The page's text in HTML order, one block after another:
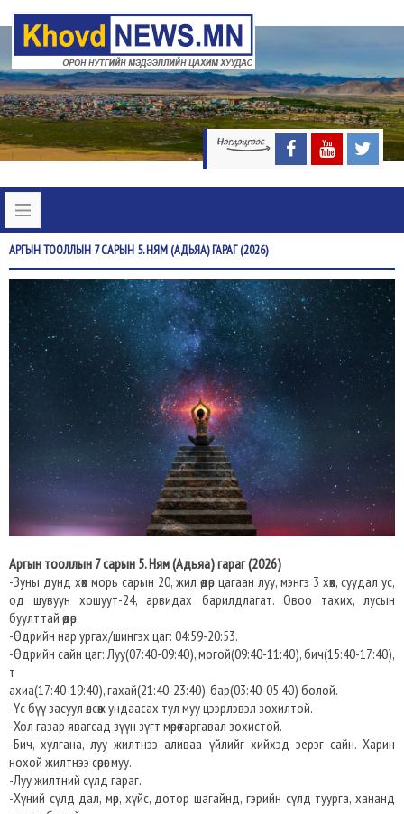
АРГЫНТООЛЛЫН 7 САРЫН 5. НЯМ (АДЬЯА) ГАРАГ (2026)
Аргын тооллын 7 сарын 5. Ням (Адьяа) гараг (2026)
-Зуны дунд хөх морь сарын 20, жил өдөр цагаан луу, мэнгэ 3 хөх, суудал ус,
од шувуун хошуут-24, арвидах барилдлагат. Овоо тахих, лусын
буулттай өдөр.
-Өдрийн нар ургах/шингэх цаг: 04:59-20:53.
-Өдрийн сайн цаг: Луу(07:40-09:40), могой(09:40-11:40), бич(15:40-17:40),
т
ахиа(17:40-19:40), гахай(21:40-23:40), бар(03:40-05:40) болой.
-Үс бүү засуул өлсөж ундаасах тул муу цээрлэвэл зохилтой.
-Хол газар явагсад зүүн зүгт мөрөө гаргавал зохистой.
-Бич, хулгана, луу жилтнээ аливаа үйлийг хийхэд эерэг сайн. Харин
нохой жилтнээ сөрөг муу.
-Луу жилтний сүлд гараг.
-Хүний сүлд дал, мөр, хүйс, дотор шагайнд, гэрийн сүлд туурга, хананд